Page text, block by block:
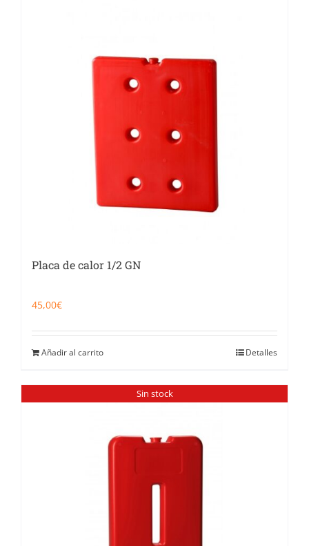
Placa de calor 1/2 GN
45,00€
Añadir al carrito Detalles
Sin stock